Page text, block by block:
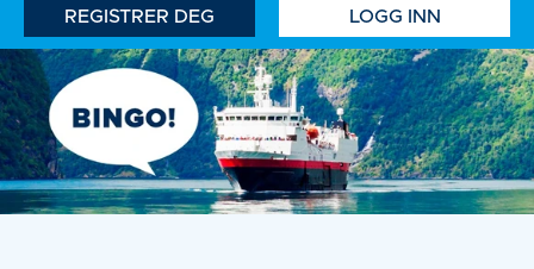
REGISTRER DEG LOGG INN